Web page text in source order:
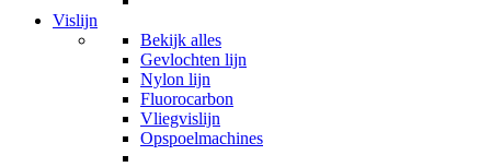
Vislijn
Bekijk alles
Gevlochten lijn
Nylon lijn
Fluorocarbon
Vliegvislijn
Opspoelmachines